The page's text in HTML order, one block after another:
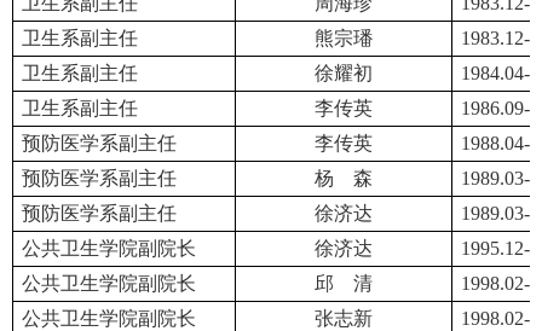
卫生系副主任
熊宗璠
1983.12-
卫生系副主任
徐耀初
1984.04-
卫生系副主任
李传英
1986.09-
预防医学系副主任
李传英
1988.04-
预防医学系副主任
杨 森
1989.03-
预防医学系副主任
徐济达
1989.03-
公共卫生学院副院长
徐济达
1995.12-
公共卫生学院副院长
邱 清
1998.02-
公共卫生学院副院长
张志新
1998.02-